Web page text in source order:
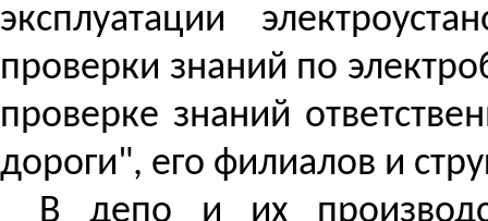
эксплуатации
проверки знаний по
проверке знаний
дороги", его филиалов и
В депо и их